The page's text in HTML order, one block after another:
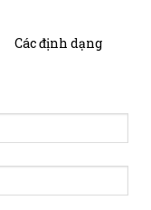
Các định dạng